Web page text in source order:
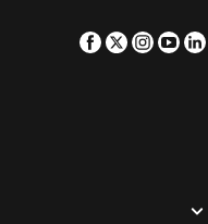
Facebook
Twitter